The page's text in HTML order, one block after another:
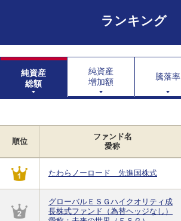
ランキング
純資産
総額
純資産
増加額
騰落率
順位
ファンド名
愛称
たわらノーロード 先進国株式
グローバルＥＳＧハイクオリティ成
長株式ファンド（為替ヘッジなし）